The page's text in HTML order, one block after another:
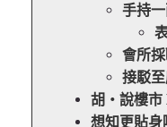
手持
會所
接駁
胡‧說樓市
想知更貼身